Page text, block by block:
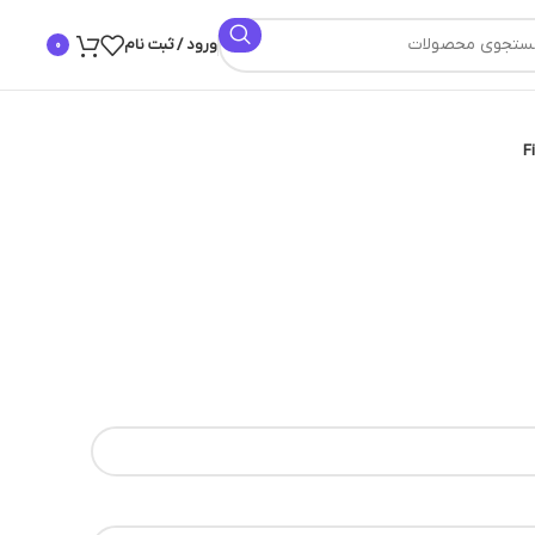
ورود / ثبت نام 0